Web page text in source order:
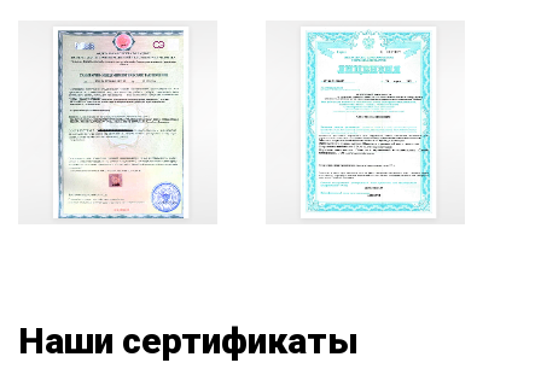
Наши сертификаты